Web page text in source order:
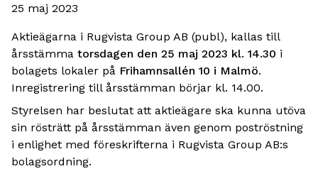
25 maj 2023
Aktieägarna i Rugvista Group AB (publ), kallas till
årsstämma torsdagen den 25 maj 2023 kl. 14.30 i
bolagets lokaler på Frihamnsallén 10 i Malmö.
Inregistrering till årsstämman börjar kl. 14.00.
Styrelsen har beslutat att aktieägare ska kunna utöva
sin rösträtt på årsstämman även genom poströstning
i enlighet med föreskrifterna i Rugvista Group AB:s
bolagsordning.